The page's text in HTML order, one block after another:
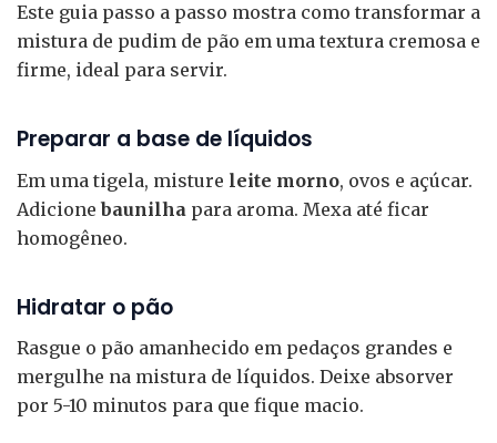
Este guia passo a passo mostra como transformar a
mistura de pudim de pão em uma textura cremosa e
firme, ideal para servir.
Preparar a base de líquidos
Em uma tigela, misture leite morno, ovos e açúcar.
Adicionebaunilha para aroma. Mexa até ficar
homogêneo.
Hidratar o pão
Rasgue o pão amanhecido em pedaços grandes e
mergulhe na mistura de líquidos. Deixe absorver
por 5-10 minutos para que fique macio.